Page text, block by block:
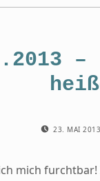
–
23. MAI 2013
mich